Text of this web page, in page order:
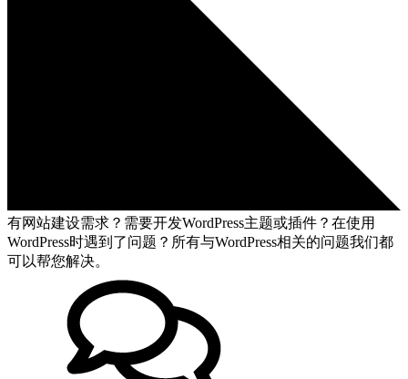
有网站建设需求？需要开发WordPress主题或插件？在使用
WordPress时遇到了问题？所有与WordPress相关的问题我们都
可以帮您解决。